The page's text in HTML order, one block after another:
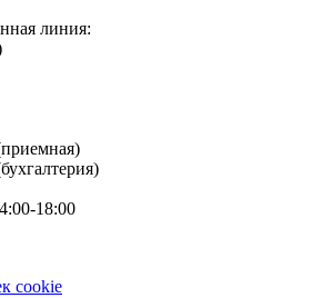
линия:
18:00
cookie